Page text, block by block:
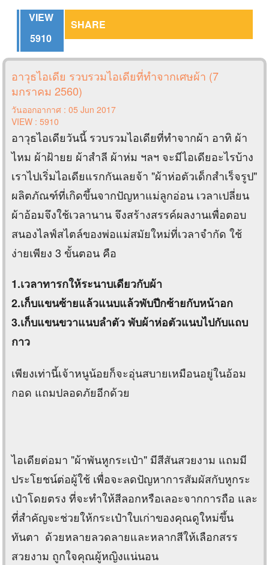
VIEW
5910
SHARE
อาวุธไอเดีย รวบรวมไอเดียที่ทำจากเศษผ้า (7
มกราคม 2560)
วันออกอากาศ : 05 Jun 2017
VIEW : 5910
อาวุธไอเดียวันนี้ รวบรวมไอเดียที่ทำจากผ้า อาทิ ผ้า
ไหม ผ้าฝ้ายย ผ้าสำลี ผ้าห่ม ฯลฯ จะมีไอเดียอะไรบ้าง
เราไปเริ่มไอเดียแรกกันเลยจ้า "ผ้าห่อตัวเด็กสำเร็จรูป"
ผลิตภัณฑ์ที่เกิดขึ้นจากปัญหาแม่ลูกอ่อน เวลาเปลี่ยน
ผ้าอ้อมจึงใช้เวลานาน จึงสร้างสรรค์ผลงานเพื่อตอบ
สนองไลฟ์สไตล์ของพ่อแม่สมัยใหม่ที่เวลาจำกัด ใช้
ง่ายเพียง 3 ขั้นตอน คือ
1.เวลาทารกให้ระนาบเดียวกับผ้า
2.เก็บแขนซ้ายแล้วแนบแล้วพับปีกซ้ายกับหน้าอก
3.เก็บแขนขวาแนบลำตัว พับผ้าห่อตัวแนบไปกับแถบ
กาว
เพียงเท่านี้เจ้าหนูน้อยก็จะอุ่นสบายเหมือนอยู่ในอ้อม
กอด แถมปลอดภัยอีกด้วย
ไอเดียต่อมา "ผ้าพันหูกระเป๋า" มีสีสันสวยงาม แถมมี
ประโยชน์ต่อผู้ใช้ เพื่อจะลดปัญหาการสัมผัสกับหูกระ
เป๋าโดยตรง ที่จะทำให้สีลอกหรือเลอะจากการถือ และ
ที่สำคัญจะช่วยให้กระเป๋าใบเก่าของคุณดูใหม่ขึ้น
ทันตา ด้วยหลายลวดลายและหลากสีให้เลือกสรร
สวยงาม ถูกใจคุณผู้หญิงแน่นอน